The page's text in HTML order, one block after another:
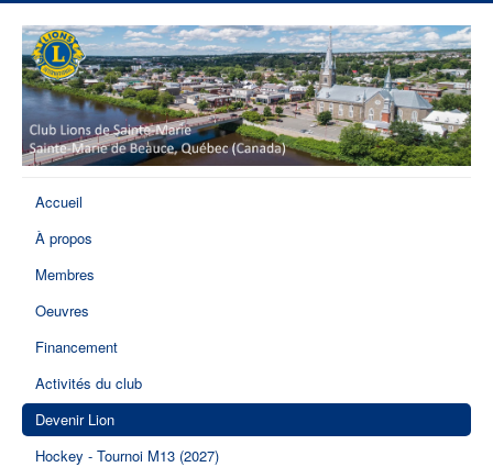
Accueil
À propos
Membres
Oeuvres
Financement
Activités du club
Devenir Lion
Hockey - Tournoi M13 (2027)